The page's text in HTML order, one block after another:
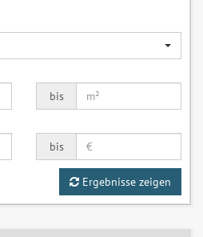
bis
bis
Ergebnisse zeigen